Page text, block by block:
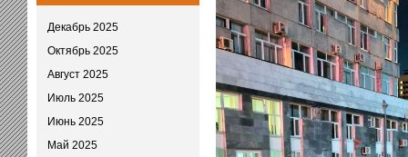
Декабрь 2025
Октябрь 2025
Август 2025
Июль 2025
Июнь 2025
Май 2025